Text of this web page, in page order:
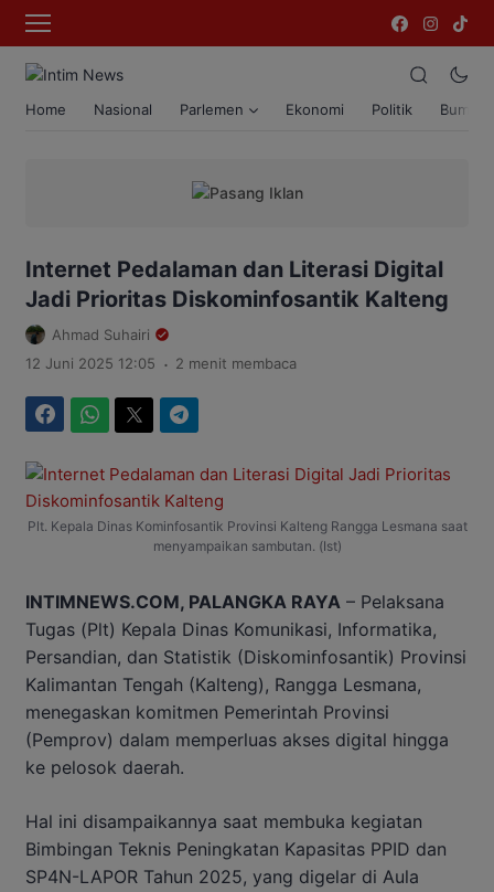
Home Nasional Parlemen Ekonomi Politik Bumi
Internet Pedalaman dan Literasi Digital
Jadi Prioritas Diskominfosantik Kalteng
Ahmad Suhairi
12 Juni 2025 12:05 . 2 menit membaca
Plt. Kepala Dinas Kominfosantik Provinsi Kalteng Rangga Lesmana saat
menyampaikan sambutan. (Ist)
INTIMNEWS.COM, PALANGKA RAYA – Pelaksana
Tugas (Plt) Kepala Dinas Komunikasi, Informatika,
Persandian, dan Statistik (Diskominfosantik) Provinsi
Kalimantan Tengah (Kalteng), Rangga Lesmana,
menegaskan komitmen Pemerintah Provinsi
(Pemprov) dalam memperluas akses digital hingga
ke pelosok daerah.
Hal ini disampaikannya saat membuka kegiatan
Bimbingan Teknis Peningkatan Kapasitas PPID dan
SP4N-LAPOR Tahun 2025, yang digelar di Aula